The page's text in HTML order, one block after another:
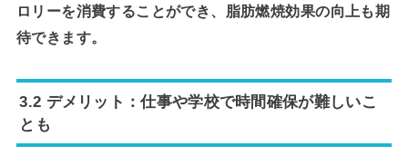
ロリーを消費することができ、脂肪燃焼効果の向上も期
待できます。
3.2 デメリット：仕事や学校で時間確保が難しいこ
とも